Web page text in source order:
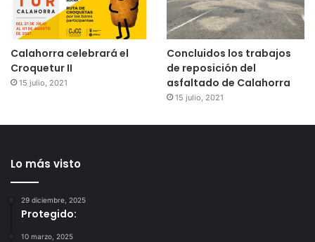
Calahorra celebrará el
Croquetur II
15 julio, 2021
Concluidos los trabajos
de reposición del
asfaltado de Calahorra
15 julio, 2021
Lo más visto
29 diciembre, 2025
Protegido:
10 marzo, 2025